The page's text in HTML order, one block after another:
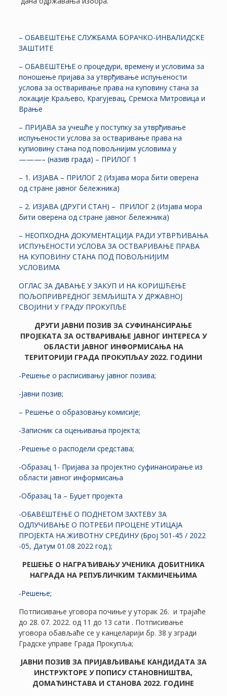
– ОБАВЕШТЕЊЕ СЛУЖБАМА БОРАЧКО-ИНВАЛИДСКЕ
ЗАШТИТЕ
– ОБАВЕШТЕЊЕ о процедури, времену и условима за
поношење пријава за утврђивање испуњености
услова за остваривање права на куповину стана за
локације Краљево, Крагујевац, Сремска Митровица и
Врање
– ПРИЈАВА за учешће у поступку за утврђивање
испуњености услова за остваривање права на
купиовину стана под повољнијим условима у
———– (назив града) – ПРИЛОГ 1
– 1. ИЗЈАВА – ПРИЛОГ 2 (Изјава мора бити оверена
од стране јавног бележника)
– 2. ИЗЈАВА (ДРУГИ СТАН) – ПРИЛОГ 2 (Изјава мора
бити оверена од стране јавног бележника)
– НЕОПХОДНА ДОКУМЕНТАЦИЈА РАДИ УТВРЂИВАЊА
ИСПУЊЕНОСТИ УСЛОВА ЗА ОСТВАРИВАЊЕ ПРАВА
НА КУПОВИНУ СТАНА ПОД ПОВОЉНИЈИМ
УСЛОВИМА
ОГЛАС ЗА ДАВАЊЕ У ЗАКУП И НА КОРИШЋЕЊЕ
ПОЉОПРИВРЕДНОГ ЗЕМЉИШТА У ДРЖАВНОЈ
СВОЈИНИ У ГРАДУ ПРОКУПЉЕ
ДРУГИ ЈАВНИ ПОЗИВ ЗА СУФИНАНСИРАЊЕ
ПРОЈЕКАТА ЗА ОСТВАРИВАЊЕ ЈАВНОГ ИНТЕРЕСА У
ОБЛАСТИ ЈАВНОГ ИНФОРМИСАЊА НА
ТЕРИТОРИЈИ ГРАДА ПРОКУПЉАУ 2022. ГОДИНИ
-Решење о расписивању јавног позива;
-Јавни позив;
– Решење о образовању комисије;
-Записник са оцењивања пројекта;
-Решење о расподели средстава;
-Образац 1- Пријава за пројектно суфинансирање из
области јавног информисања
-Образац 1а – Буџет пројекта
-ОБАВЕШТЕЊЕ О ПОДНЕТОМ ЗАХТЕВУ ЗА
ОДЛУЧИВАЊЕ О ПОТРЕБИ ПРОЦЕНЕ УТИЦАЈА
ПРОЈЕКТА НА ЖИВОТНУ СРЕДИНУ (Број 501-45 / 2022
-05, Датум 01.08 2022 год.);
РЕШЕЊЕ О НАГРАЂИВАЊУ УЧЕНИКА ДОБИТНИКА
НАГРАДА НА РЕПУБЛИЧКИМ ТАКМИЧЕЊИМА
-Решење;
Потписивање уговора почиње у уторак 26. и трајаће
до 28. 07. 2022. од 11 до 13 сати . Потписивање
уговора обављаће се у канцеларији бр. 38 у згради
Градске управе Града Прокупља;
ЈАВНИ ПОЗИВ ЗА ПРИЈАВЉИВАЊЕ КАНДИДАТА ЗА
ИНСТРУКТОРЕ У ПОПИСУ СТАНОВНИШТВА,
ДОМАЋИНСТАВА И СТАНОВА 2022. ГОДИНЕ